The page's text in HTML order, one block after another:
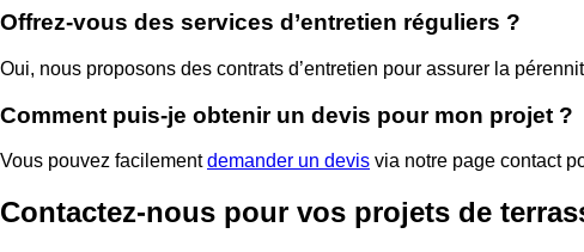
Offrez-vous des services d’entretien réguliers ?
Oui, nous proposons des contrats d’entretien pour assurer la
Comment puis-je obtenir un devis pour mon projet ?
Vous pouvez facilementdemander un devis via notre page contact
Contactez-nous pour vos projets de